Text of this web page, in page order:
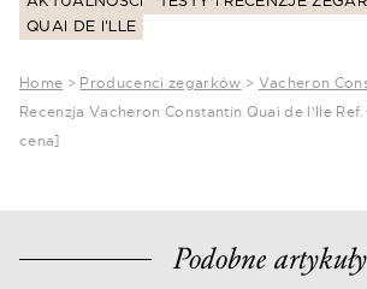
QUAI DE I'LLE
Home > Producenci zegarków > Vacheron
Recenzja Vacheron Constantin Quai de l’Ile
cena]
Podobne artykuły